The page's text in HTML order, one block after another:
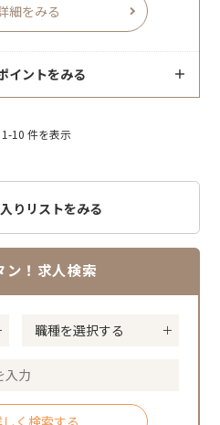
細をみる
イントをみる
10 件を表示
りリストをみる
ン！求人検索